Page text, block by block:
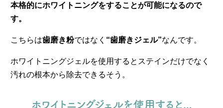
本格的にホワイトニングをすることが可能になるので
す。
こちらは歯磨き粉ではなく “歯磨きジェル”なんです。
ホワイトニングジェルを使用するとステインだけでなく
汚れの根本から除去できるそう。